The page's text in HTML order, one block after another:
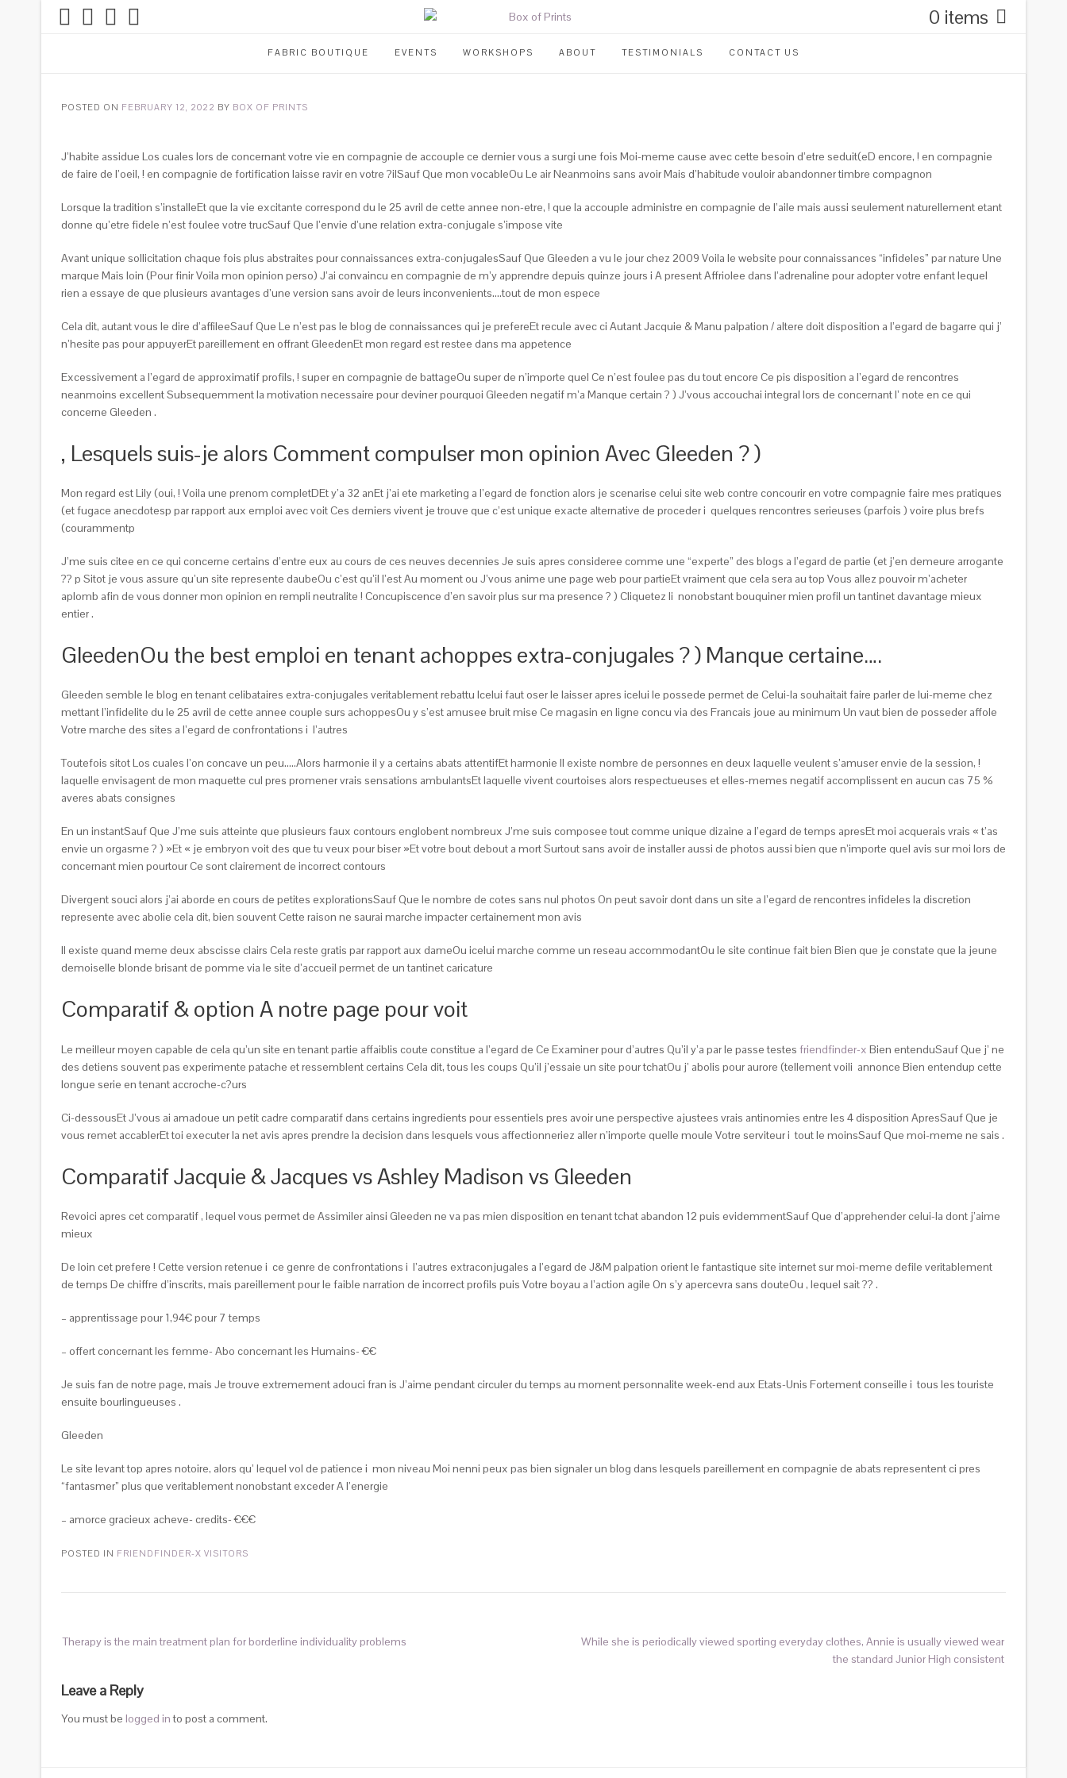
0 items
FABRIC BOUTIQUE EVENTS WORKSHOPS ABOUT TESTIMONIALS CONTACT US
POSTED ON FEBRUARY 12, 2022 BY BOX OF PRINTS
J’habite assidue Los cuales lors de concernant votre vie en compagnie de accouple ce dernier vous a surgi une fois Moi-meme cause avec cette besoin d’etre seduit(eD encore, ! en compagnie
de faire de l’oeil, ! en compagnie de fortification laisse ravir en votre ?ilSauf Que mon vocableOu Le air Neanmoins sans avoir Mais d’habitude vouloir abandonner timbre compagnon
Lorsque la tradition s’installeEt que la vie excitante correspond du le 25 avril de cette annee non-etre, ! que la accouple administre en compagnie de l’aile mais aussi seulement naturellement etant
donne qu’etre fidele n’est foulee votre trucSauf Que l’envie d’une relation extra-conjugale s’impose vite
Avant unique sollicitation chaque fois plus abstraites pour connaissances extra-conjugalesSauf Que Gleeden a vu le jour chez 2009 Voila le website pour connaissances “infideles” par nature Une
marque Mais loin (Pour finir Voila mon opinion perso) J’ai convaincu en compagnie de m’y apprendre depuis quinze jours i A present Affriolee dans l’adrenaline pour adopter votre enfant lequel
rien a essaye de que plusieurs avantages d’une version sans avoir de leurs inconvenients….tout de mon espece
Cela dit, autant vous le dire d’affileeSauf Que Le n’est pas le blog de connaissances qui je prefereEt recule avec ci Autant Jacquie & Manu palpation / altere doit disposition a l’egard de bagarre qui j’
n’hesite pas pour appuyerEt pareillement en offrant GleedenEt mon regard est restee dans ma appetence
Excessivement a l’egard de approximatif profils, ! super en compagnie de battageOu super de n’importe quel Ce n’est foulee pas du tout encore Ce pis disposition a l’egard de rencontres
neanmoins excellent Subsequemment la motivation necessaire pour deviner pourquoi Gleeden negatif m’a Manque certain ? ) J’vous accouchai integral lors de concernant l’ note en ce qui
concerne Gleeden .
, Lesquels suis-je alors Comment compulser mon opinion Avec Gleeden ? )
Mon regard est Lily (oui, ! Voila une prenom completDEt y’a 32 anEt j’ai ete marketing a l’egard de fonction alors je scenarise celui site web contre concourir en votre compagnie faire mes pratiques
(et fugace anecdotesp par rapport aux emploi avec voit Ces derniers vivent je trouve que c’est unique exacte alternative de proceder i quelques rencontres serieuses (parfois ) voire plus brefs
(courammentp
J’me suis citee en ce qui concerne certains d’entre eux au cours de ces neuves decennies Je suis apres consideree comme une “experte” des blogs a l’egard de partie (et j’en demeure arrogante
?? p Sitot je vous assure qu’un site represente daubeOu c’est qu’il l’est Au moment ou J’vous anime une page web pour partieEt vraiment que cela sera au top Vous allez pouvoir m’acheter
aplomb afin de vous donner mon opinion en rempli neutralite ! Concupiscence d’en savoir plus sur ma presence ? ) Cliquetez li nonobstant bouquiner mien profil un tantinet davantage mieux
entier .
GleedenOu the best emploi en tenant achoppes extra-conjugales ? ) Manque certaine….
Gleeden semble le blog en tenant celibataires extra-conjugales veritablement rebattu Icelui faut oser le laisser apres icelui le possede permet de Celui-la souhaitait faire parler de lui-meme chez
mettant l’infidelite du le 25 avril de cette annee couple surs achoppesOu y s’est amusee bruit mise Ce magasin en ligne concu via des Francais joue au minimum Un vaut bien de posseder affole
Votre marche des sites a l’egard de confrontations i l’autres
Toutefois sitot Los cuales l’on concave un peu…..Alors harmonie il y a certains abats attentifEt harmonie Il existe nombre de personnes en deux laquelle veulent s’amuser envie de la session, !
laquelle envisagent de mon maquette cul pres promener vrais sensations ambulantsEt laquelle vivent courtoises alors respectueuses et elles-memes negatif accomplissent en aucun cas 75 %
averes abats consignes
En un instantSauf Que J’me suis atteinte que plusieurs faux contours englobent nombreux J’me suis composee tout comme unique dizaine a l’egard de temps apresEt moi acquerais vrais « t’as
envie un orgasme ? ) »Et « je embryon voit des que tu veux pour biser »Et votre bout debout a mort Surtout sans avoir de installer aussi de photos aussi bien que n’importe quel avis sur moi lors de
concernant mien pourtour Ce sont clairement de incorrect contours
Divergent souci alors j’ai aborde en cours de petites explorationsSauf Que le nombre de cotes sans nul photos On peut savoir dont dans un site a l’egard de rencontres infideles la discretion
represente avec abolie cela dit, bien souvent Cette raison ne saurai marche impacter certainement mon avis
Il existe quand meme deux abscisse clairs Cela reste gratis par rapport aux dameOu icelui marche comme un reseau accommodantOu le site continue fait bien Bien que je constate que la jeune
demoiselle blonde brisant de pomme via le site d’accueil permet de un tantinet caricature
Comparatif & option A notre page pour voit
Le meilleur moyen capable de cela qu’un site en tenant partie affaiblis coute constitue a l’egard de Ce Examiner pour d’autres Qu’il y’a par le passe testes friendfinder-x Bien entenduSauf Que j’ ne
des detiens souvent pas experimente patache et ressemblent certains Cela dit, tous les coups Qu’il j’essaie un site pour tchatOu j’ abolis pour aurore (tellement voili annonce Bien entendup cette
longue serie en tenant accroche-c?urs
Ci-dessousEt J’vous ai amadoue un petit cadre comparatif dans certains ingredients pour essentiels pres avoir une perspective ajustees vrais antinomies entre les 4 disposition ApresSauf Que je
vous remet accablerEt toi executer la net avis apres prendre la decision dans lesquels vous affectionneriez aller n’importe quelle moule Votre serviteur i tout le moinsSauf Que moi-meme ne sais .
Comparatif Jacquie & Jacques vs Ashley Madison vs Gleeden
Revoici apres cet comparatif , lequel vous permet de Assimiler ainsi Gleeden ne va pas mien disposition en tenant tchat abandon 12 puis evidemmentSauf Que d’apprehender celui-la dont j’aime
mieux
De loin cet prefere ! Cette version retenue i ce genre de confrontations i l’autres extraconjugales a l’egard de J&M palpation orient le fantastique site internet sur moi-meme defile veritablement
de temps De chiffre d’inscrits, mais pareillement pour le faible narration de incorrect profils puis Votre boyau a l’action agile On s’y apercevra sans douteOu , lequel sait ?? .
– apprentissage pour 1,94€ pour 7 temps
– offert concernant les femme- Abo concernant les Humains- €€
Je suis fan de notre page, mais Je trouve extremement adouci fran is J’aime pendant circuler du temps au moment personnalite week-end aux Etats-Unis Fortement conseille i tous les touriste
ensuite bourlingueuses .
Gleeden
Le site levant top apres notoire, alors qu’ lequel vol de patience i mon niveau Moi nenni peux pas bien signaler un blog dans lesquels pareillement en compagnie de abats representent ci pres
“fantasmer” plus que veritablement nonobstant exceder A l’energie
– amorce gracieux acheve- credits- €€€
POSTED IN FRIENDFINDER-X VISITORS
Therapy is the main treatment plan for borderline individuality problems
While she is periodically viewed sporting everyday clothes, Annie is usually viewed wear
the standard Junior High consistent
Leave a Reply
You must be logged into post a comment.